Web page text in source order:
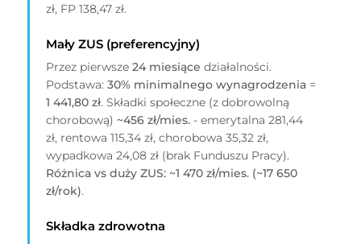
zł, FP 138,47 zł.
Mały ZUS (preferencyjny)
Przez pierwsze24 miesiące działalności.
Podstawa:30% minimalnego wynagrodzenia =
1 441,80 zł. Składki społeczne (z dobrowolną
chorobową) ~456 zł/mies. - emerytalna 281,44
zł, rentowa 115,34 zł, chorobowa 35,32 zł,
wypadkowa 24,08 zł (brak Funduszu Pracy).
Różnica vs duży ZUS: ~1 470 zł/mies. (~17 650
zł/rok).
Składka zdrowotna